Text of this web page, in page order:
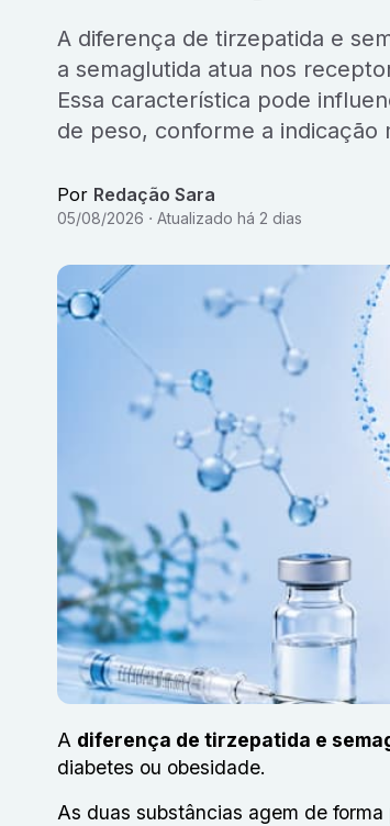
A diferença de tirzepatida e semaglutida está principalmente no mecanismo de ação. Enquanto
a semaglutida atua nos
Essa característica pode
de peso, conforme a indicação
Por Redação Sara
05/08/2026 Atualizado há 2 dias
A diferença de tirzepatida e
diabetes ou obesidade.
As duas substâncias agem de